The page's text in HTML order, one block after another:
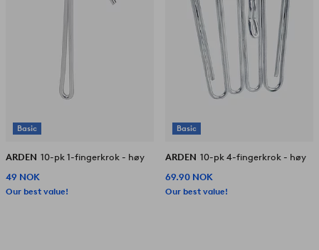
Basic
ARDEN 10-pk 1-fingerkrok - høy
49 NOK
Our best value!
Basic
ARDEN 10-pk 4-fingerkrok - høy
69.90 NOK
Our best value!